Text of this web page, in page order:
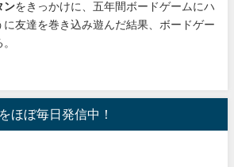
ンをきっかけに、 五年間ボードゲームにハ
に友達を巻き込み遊んだ結果、ボードゲー
ほぼ毎日発信中！